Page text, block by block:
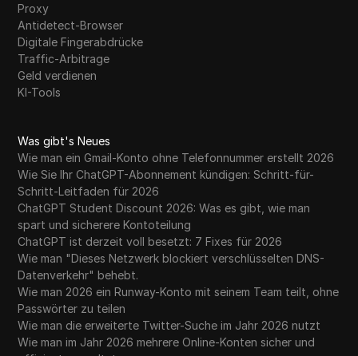
Proxy
Antidetect-Browser
Digitale Fingerabdrücke
Traffic-Arbitrage
Geld verdienen
KI-Tools
Was gibt's Neues
Wie man ein Gmail-Konto ohne Telefonnummer erstellt 2026
Wie Sie Ihr ChatGPT-Abonnement kündigen: Schritt-für-
Schritt-Leitfaden für 2026
ChatGPT Student Discount 2026: Was es gibt, wie man
spart und sicherere Kontoteilung
ChatGPT ist derzeit voll besetzt: 7 Fixes für 2026
Wie man "Dieses Netzwerk blockiert verschlüsselten DNS-
Datenverkehr" behebt.
Wie man 2026 ein Runway-Konto mit seinem Team teilt, ohne
Passwörter zu teilen
Wie man die erweiterte Twitter-Suche im Jahr 2026 nutzt
Wie man im Jahr 2026 mehrere Online-Konten sicher und